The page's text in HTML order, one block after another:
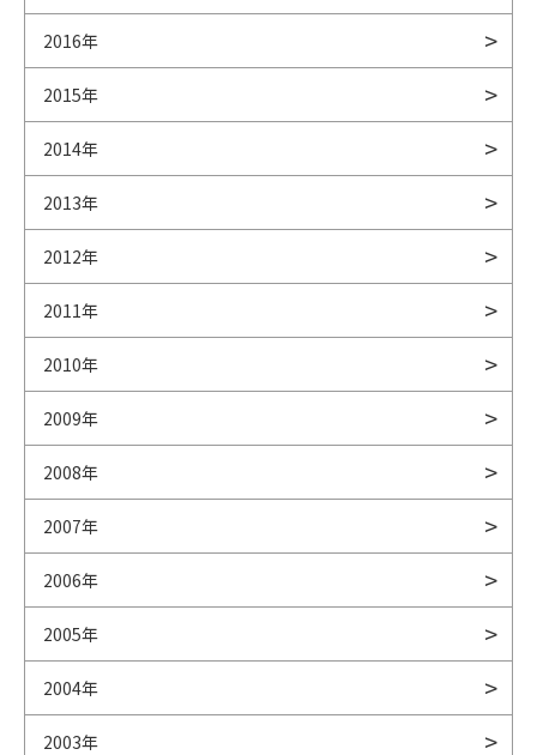
2016年
2015年
2014年
2013年
2012年
2011年
2010年
2009年
2008年
2007年
2006年
2005年
2004年
2003年